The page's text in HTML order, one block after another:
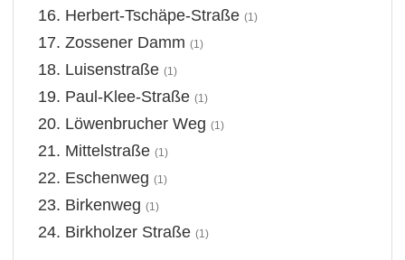
Herbert-Tschäpe-Straße (1)
Zossener Damm (1)
Luisenstraße (1)
Paul-Klee-Straße (1)
Löwenbrucher Weg (1)
Mittelstraße (1)
Eschenweg (1)
Birkenweg (1)
Birkholzer Straße (1)